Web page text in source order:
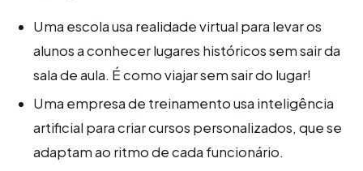
Uma escola usa realidade virtual para levar os
alunos a conhecer lugares históricos sem sair da
sala de aula. É como viajar sem sair do lugar!
Uma empresa de treinamento usa inteligência
artificial para criar cursos personalizados, que se
adaptam ao ritmo de cada funcionário.